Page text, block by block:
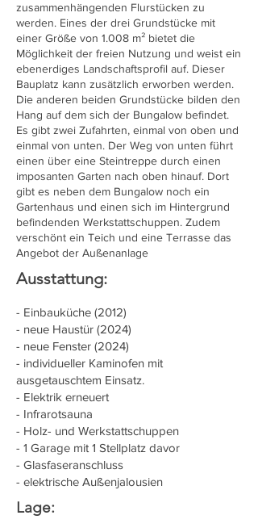
zusammenhängenden Flurstücken zu
werden. Eines der drei Grundstücke mit
einer Größe von 1.008 m² bietet die
Möglichkeit der freien Nutzung und weist ein
ebenerdiges Landschaftsprofil auf. Dieser
Bauplatz kann zusätzlich erworben werden.
Die anderen beiden Grundstücke bilden den
Hang auf dem sich der Bungalow befindet.
Es gibt zwei Zufahrten, einmal von oben und
einmal von unten. Der Weg von unten führt
einen über eine Steintreppe durch einen
imposanten Garten nach oben hinauf. Dort
gibt es neben dem Bungalow noch ein
Gartenhaus und einen sich im Hintergrund
befindenden Werkstattschuppen. Zudem
verschönt ein Teich und eine Terrasse das
Angebot der Außenanlage
Ausstattung:
​- Einbauküche (2012)
- neue Haustür (2024)
- neue Fenster (2024)
- individueller Kaminofen mit
ausgetauschtem Einsatz.
- Elektrik erneuert
- Infrarotsauna
- Holz- und Werkstattschuppen
- 1 Garage mit 1 Stellplatz davor
- Glasfaseranschluss
- elektrische Außenjalousien
Lage: